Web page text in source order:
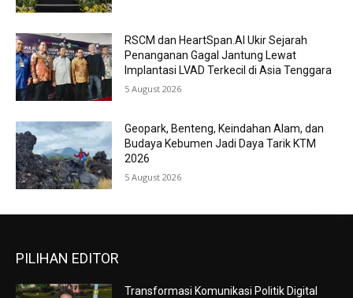
RSCM dan HeartSpan.AI Ukir Sejarah
Penanganan Gagal Jantung Lewat
Implantasi LVAD Terkecil di Asia Tenggara
5 August 2026
Geopark, Benteng, Keindahan Alam, dan
Budaya Kebumen Jadi Daya Tarik KTM
2026
5 August 2026
PILIHAN EDITOR
Transformasi Komunikasi Politik Digital